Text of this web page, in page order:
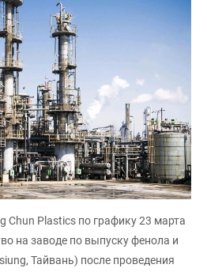
Chun Plastics по графику 23 марта
на заводе по выпуску фенола и
Тайвань) после проведения